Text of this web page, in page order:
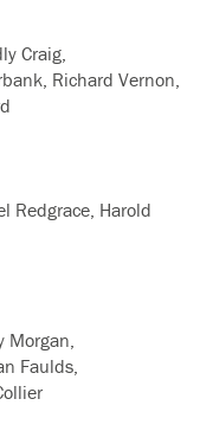
Craig,
Richard Vernon,
Redgrace, Harold
Morgan,
Faulds,